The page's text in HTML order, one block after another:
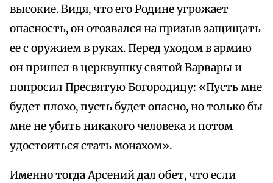
высокие. Видя, что его Родине угрожает
опасность, он отозвался на призыв защищать
ее с оружием в руках. Перед уходом в армию
он пришел в церквушку святой Варвары и
попросил Пресвятую Богородицу: «Пусть мне
будет плохо, пусть будет опасно, но только бы
мне не убить никакого человека и потом
удостоиться стать монахом».
Именно тогда Арсений дал обет, что если